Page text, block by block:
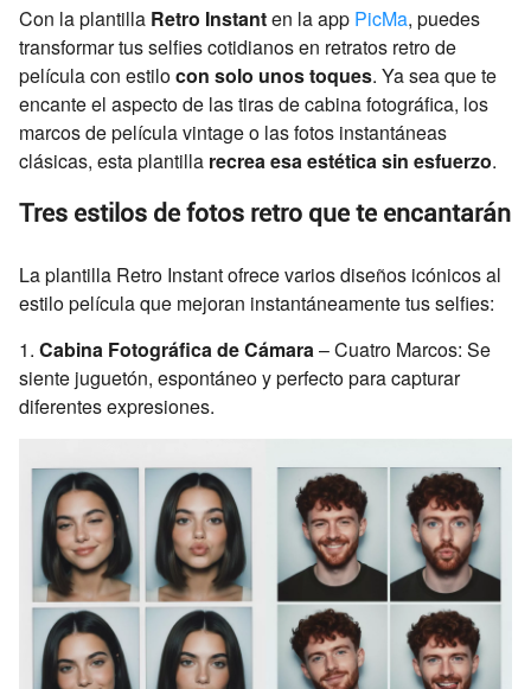
Con la plantilla Retro Instanten la app PicMa, puedes
transformar tus selfies cotidianos en retratos retro de
película con estilocon solo unos toques. Ya sea que te
encante el aspecto de las tiras de cabina fotográfica, los
marcos de película vintage o las fotos instantáneas
clásicas, esta plantilla recrea esa estética sin esfuerzo.
Tres estilos de fotos retro que te encantarán
La plantilla Retro Instant ofrece varios diseños icónicos al
estilo película que mejoran instantáneamente tus selfies:
1. Cabina Fotográfica de Cámara – Cuatro Marcos: Se
siente juguetón, espontáneo y perfecto para capturar
diferentes expresiones.